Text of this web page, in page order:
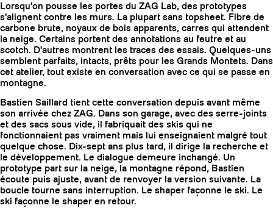
BÂTONS
Lorsqu'on pousse les portes du ZAG Lab, des prototypes
s'alignent contre les murs. La plupart sans topsheet. Fibre de
carbone brute, noyaux de bois apparents, carres qui attendent
la neige. Certains portent des annotations au feutre et au
scotch. D'autres montrent les traces des essais. Quelques-uns
semblent parfaits, intacts, prêts pour les Grands Montets. Dans
cet atelier, tout existe en conversation avec ce qui se passe en
montagne.
Bastien Saillard tient cette conversation depuis avant même
son arrivée chez ZAG. Dans son garage, avec des serre-joints
et des sacs sous vide, il fabriquait des skis qui ne
fonctionnaient pas vraiment mais lui enseignaient malgré tout
quelque chose. Dix-sept ans plus tard, il dirige la recherche et
le développement. Le dialogue demeure inchangé. Un
prototype part sur la neige, la montagne répond, Bastien
écoute puis ajuste, avant de renvoyer la version suivante. La
boucle tourne sans interruption. Le shaper façonne le ski. Le
ski façonne le shaper en retour.